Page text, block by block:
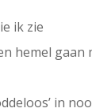
ik zie
hemel
in